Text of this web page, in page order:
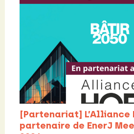
[Partenariat] L’Alliance
partenaire de EnerJ